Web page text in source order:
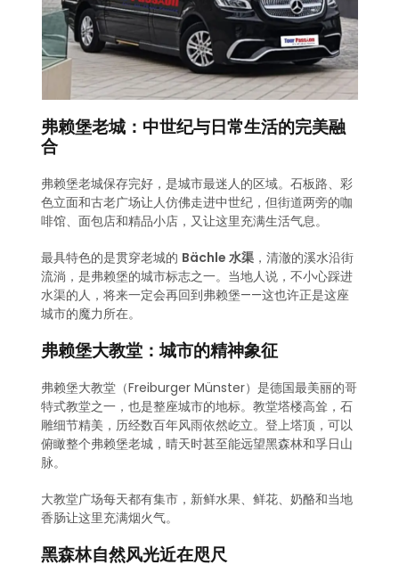
弗赖堡老城：中世纪与日常生活的完美融
合
弗赖堡老城保存完好，是城市最迷人的区域。石板路、彩
色立面和古老广场让人仿佛走进中世纪，但街道两旁的咖
啡馆、面包店和精品小店，又让这里充满生活气息。
最具特色的是贯穿老城的 Bächle 水渠 ，清澈的溪水沿街
流淌，是弗赖堡的城市标志之一。当地人说，不小心踩进
水渠的人，将来一定会再回到弗赖堡——这也许正是这座
城市的魔力所在。
弗赖堡大教堂：城市的精神象征
弗赖堡大教堂（Freiburger Münster）是德国最美丽的哥
特式教堂之一，也是整座城市的地标。教堂塔楼高耸，石
雕细节精美，历经数百年风雨依然屹立。登上塔顶，可以
俯瞰整个弗赖堡老城，晴天时甚至能远望黑森林和孚日山
脉。
大教堂广场每天都有集市，新鲜水果、鲜花、奶酪和当地
香肠让这里充满烟火气。
黑森林自然风光近在咫尺